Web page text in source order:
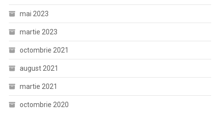
mai 2023
martie 2023
octombrie 2021
august 2021
martie 2021
octombrie 2020